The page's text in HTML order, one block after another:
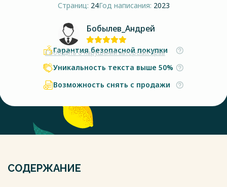
Страниц: 24Год написания: 2023
Бобылев_Андрей
Сообщить о нарушении авторских прав
Гарантия безопасной покупки
Уникальность текста выше 50%
Возможность снять с продажи
СОДЕРЖАНИЕ